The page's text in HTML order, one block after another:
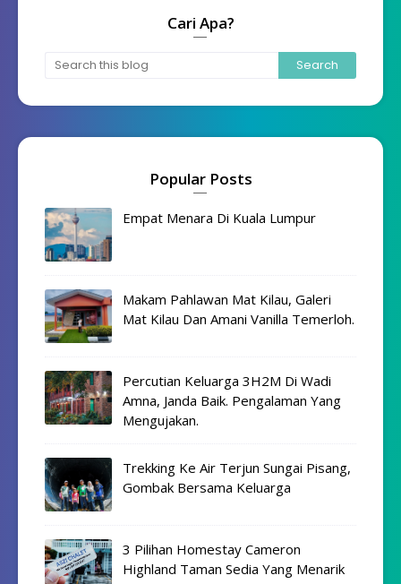
Cari Apa?
Popular Posts
Empat Menara Di Kuala Lumpur
Makam Pahlawan Mat Kilau, Galeri
Mat Kilau Dan Amani Vanilla Temerloh.
Percutian Keluarga 3H2M Di Wadi
Amna, Janda Baik. Pengalaman Yang
Mengujakan.
Trekking Ke Air Terjun Sungai Pisang,
Gombak Bersama Keluarga
3 Pilihan Homestay Cameron
Highland Taman Sedia Yang Menarik